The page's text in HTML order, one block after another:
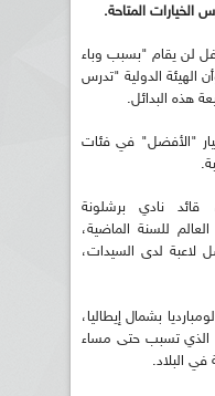
الخيارات المتاحة.
لن يقام "بسبب وباء
الهيئة الدولية "تدرس
هذه البدائل.
"الأفضل" في فئات
قائد نادي برشلونة
للسنة الماضية،
لاعبة لدى السيدات،
بشمال إيطاليا،
المناطق تأثرا بـ"كوفيد-19" الذي تسبب حتى مساء